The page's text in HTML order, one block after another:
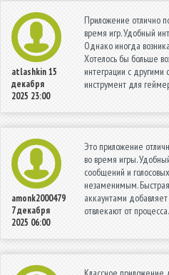
atlashkin15
декабря
2025 23:00
Приложение отлично
время игр. Удобный
Однако иногда
Хотелось бы больше
интеграции с другими
инструмент для
amonk2000479
7 декабря
2025 06:00
Это приложение
во время игры.
сообщений и
незаменимым.
аккаунтами
отвлекают от